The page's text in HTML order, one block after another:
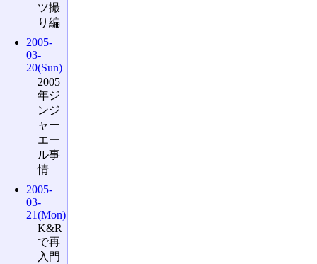
ツ撮
り編
2005-
03-
20(Sun)
2005
年ジ
ンジ
ャー
エー
ル事
情
2005-
03-
21(Mon)
K&R
で再
入門